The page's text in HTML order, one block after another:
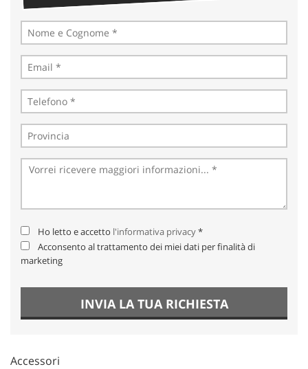
Ho letto e accetto l'informativa privacy*
Acconsento al trattamento dei miei dati per finalità di
marketing
INVIA LA TUA RICHIESTA
Accessori